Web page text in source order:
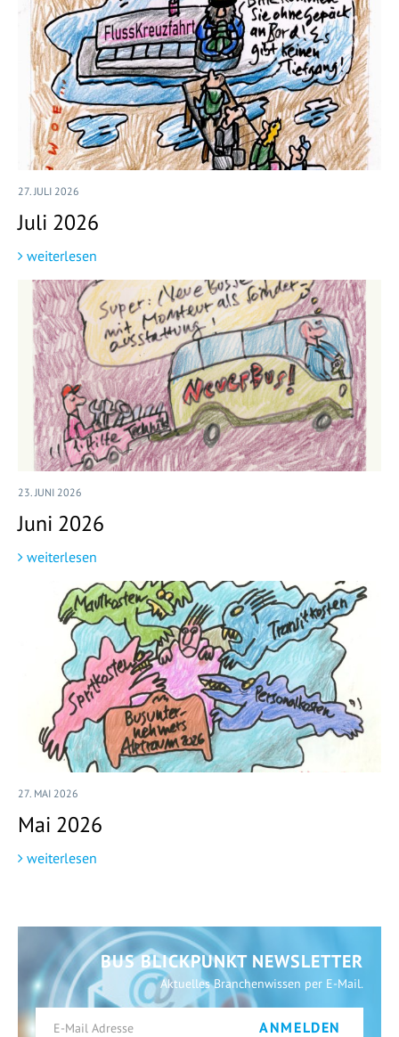
27. JULI 2026
Juli 2026
weiterlesen
23. JUNI 2026
Juni 2026
weiterlesen
27. MAI 2026
Mai 2026
weiterlesen
BUS BLICKPUNKT NEWSLETTER
Aktuelles Branchenwissen per E-Mail.
ANMELDEN